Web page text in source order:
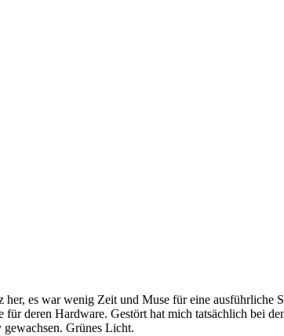
es war wenig Zeit und Muse für eine
für deren Hardware. Gestört hat mich tatsächlich bei
Grünes Licht.